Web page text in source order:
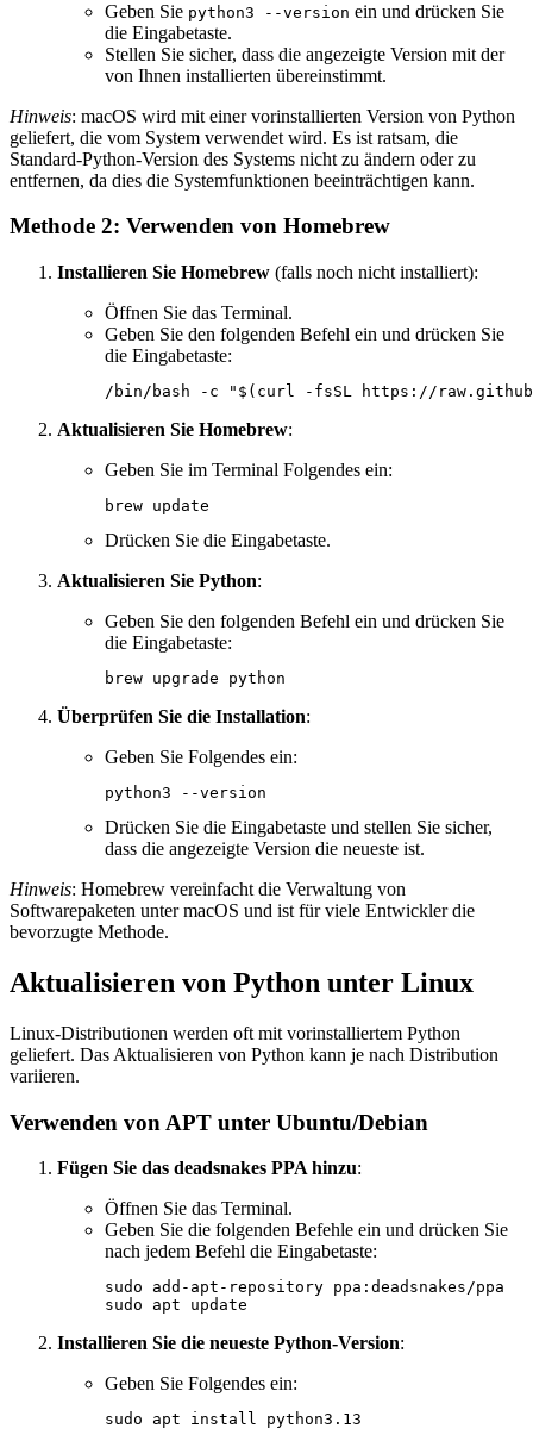
Geben Sie python3 --version ein und drücken Sie
die Eingabetaste.
Stellen Sie sicher, dass die angezeigte Version mit der
von Ihnen installierten übereinstimmt.
Hinweis: macOS wird mit einer vorinstallierten Version von Python
geliefert, die vom System verwendet wird. Es ist ratsam, die
Standard-Python-Version des Systems nicht zu ändern oder zu
entfernen, da dies die Systemfunktionen beeinträchtigen kann.
Methode 2: Verwenden von Homebrew
Installieren Sie Homebrew (falls noch nicht installiert):
Öffnen Sie das Terminal.
Geben Sie den folgenden Befehl ein und drücken Sie
die Eingabetaste:
Aktualisieren Sie Homebrew:
Geben Sie im Terminal Folgendes ein:
Drücken Sie die Eingabetaste.
Aktualisieren Sie Python:
Geben Sie den folgenden Befehl ein und drücken Sie
die Eingabetaste:
Überprüfen Sie die Installation:
Geben Sie Folgendes ein:
Drücken Sie die Eingabetaste und stellen Sie sicher,
dass die angezeigte Version die neueste ist.
Hinweis: Homebrew vereinfacht die Verwaltung von
Softwarepaketen unter macOS und ist für viele Entwickler die
bevorzugte Methode.
Aktualisieren von Python unter Linux
Linux-Distributionen werden oft mit vorinstalliertem Python
geliefert. Das Aktualisieren von Python kann je nach Distribution
variieren.
Verwenden von APT unter Ubuntu/Debian
Fügen Sie das deadsnakes PPA hinzu:
Öffnen Sie das Terminal.
Geben Sie die folgenden Befehle ein und drücken Sie
nach jedem Befehl die Eingabetaste:
sudo add-apt-repository ppa:deadsnakes/ppa
Installieren Sie die neueste Python-Version:
Geben Sie Folgendes ein: